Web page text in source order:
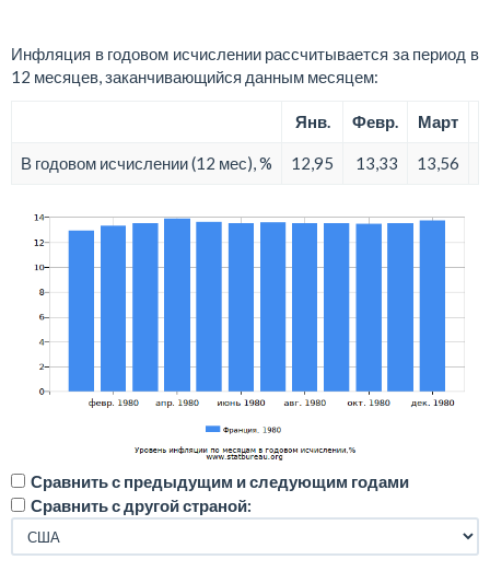
Инфляция в годовом исчислении рассчитывается за период в
12 месяцев, заканчивающийся данным месяцем:
Янв. Февр. Март
В годовом исчислении (12 мес), % 12,95 13,33 13,56
Сравнить с предыдущим и следующим годами
Сравнить с другой страной: